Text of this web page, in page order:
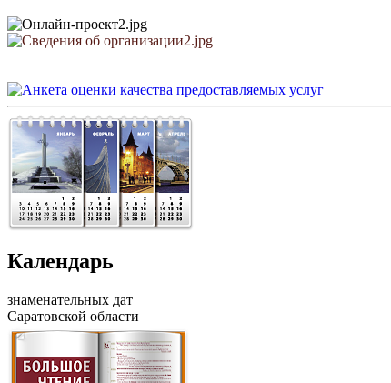
Календарь
знаменательных дат
Саратовской области